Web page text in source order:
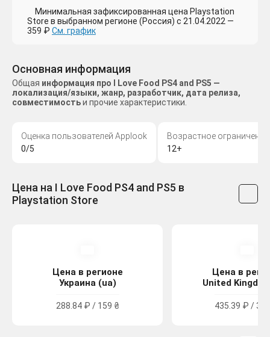
Минимальная зафиксированная цена Playstation
Store в выбранном регионе (Россия) с 21.04.2022 —
359 ₽ См. график
Основная информация
Общая информация про I Love Food PS4 and PS5 —
локализация/языки, жанр, разработчик, дата релиза,
совместимостьи прочие характеристики.
Оценка пользователей Applook
0/5
Возрастное ограничение
12+
Цена на I Love Food PS4 and PS5 в
Playstation Store
Цена в регионе
Украина (ua)
288.84 ₽ / 159 ₴
Цена в
United
435.39 ₽ /